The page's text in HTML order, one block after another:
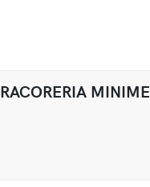
RACORERIA